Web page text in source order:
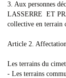
3. Aux personnes
LASSERRE ET
collective en terrain
Article 2.
Les terrains du
- Les terrains